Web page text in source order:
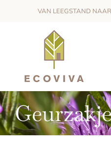
VAN LEEGSTAND
HET PROJECT
DE VISIE